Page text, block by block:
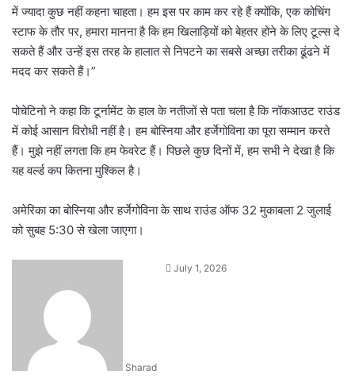
में ज्यादा कुछ नहीं कहना चाहता। हम इस पर काम कर रहे हैं क्योंकि, एक कोचिंग
स्टाफ के तौर पर, हमारा मानना ​​है कि हम खिलाड़ियों को बेहतर होने के लिए टूल्स दे
सकते हैं और उन्हें इस तरह के हालात से निपटने का सबसे अच्छा तरीका ढूंढने में
मदद कर सकते हैं।”
पोचेटिनो ने कहा कि टूर्नामेंट के हाल के नतीजों से पता चला है कि नॉकआउट राउंड
में कोई आसान विरोधी नहीं है। हम बोस्निया और हर्जेगोविना का पूरा सम्मान करते
हैं। मुझे नहीं लगता कि हम फेवरेट हैं। पिछले कुछ दिनों में, हम सभी ने देखा है कि
यह वर्ल्ड कप कितना मुश्किल है।
अमेरिका का बोस्निया और हर्जेगोविना के साथ राउंड ऑफ 32 मुकाबला 2 जुलाई
को सुबह 5:30 से खेला जाएगा।
Sharad
SendJuly 1, 2026